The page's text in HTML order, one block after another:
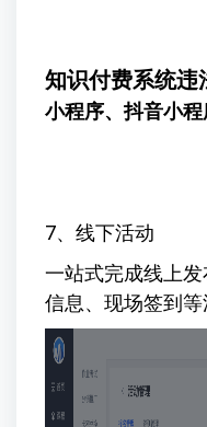
知识付费系统违
小程序、抖音小
7、线下活动
一站式完成线上
信息、现场签到等